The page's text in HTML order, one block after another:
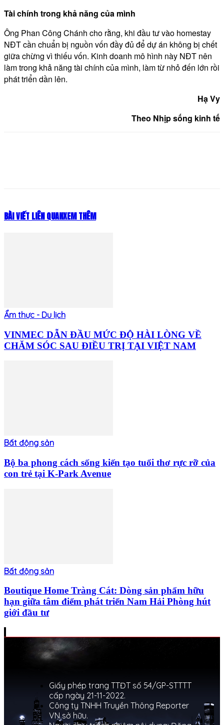
Tài chính trong khả năng của mình
Ông Phan Công Chánh cho rằng, khi đầu tư vào homestay
NĐT cần chuẩn bị nguồn vốn đầy đủ để dự án không bị chết
giữa chừng vì thiếu vốn. Kinh doanh mô hình này NĐT nên
làm trong khả năng tài chính của mình, làm từ nhỏ đến lớn rồi
phát triển dần lên.
Hạ Vy
Theo Nhịp sống kinh tế
BÀI VIẾT LIÊN QUANXEM THÊM
Ẩm thực - Du lịch
VINMEC DẪN ĐẦU MỨC ĐỘ HÀI LÒNG VỀ
CHĂM SÓC SAU ĐIỀU TRỊ TẠI VIỆT NAM
Bất động sản
Bộ ba phong cách sống kiến tạo tuổi thơ rực rỡ của
con trẻ tại K-Park Avenue
Bất động sản
Boutique Home Tràng Cát: Dòng sản phẩm hữu
hạn giữa tâm điểm phát triển Nam Hải Phòng hút
giới đầu tư
Giấy phép trang TTĐT số 54/GP-STTTT
cấp ngày 21-11-2022.
Công ty TNHH Truyền Thông Reporter
VN sở hữu.